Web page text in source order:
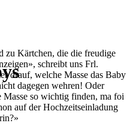
zu Kärtchen, die die freudige
schreibt uns Frl.
drauf, welche Masse das Baby
dagegen wehren! Oder
Masse so wichtig finden, ma foi
auf der Hochzeitseinladung